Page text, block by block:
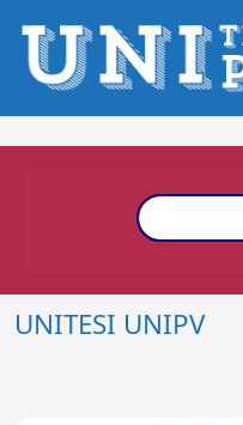
UNITESI UNIPV